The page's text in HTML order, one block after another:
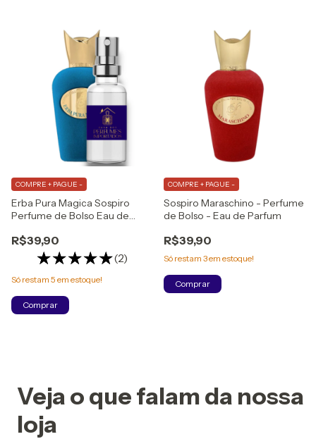
Erba Pura Magica Sospiro
Perfume de Bolso Eau de
R$39,90
(2)
COMPRE + PAGUE -
Só restam 5 em estoque!
Comprar
Sospiro Maraschino - Perfume
de Bolso - Eau de Parfum
R$39,90
COMPRE + PAGUE -
Só restam 3em estoque!
Comprar
Veja o que falam da nossa
loja